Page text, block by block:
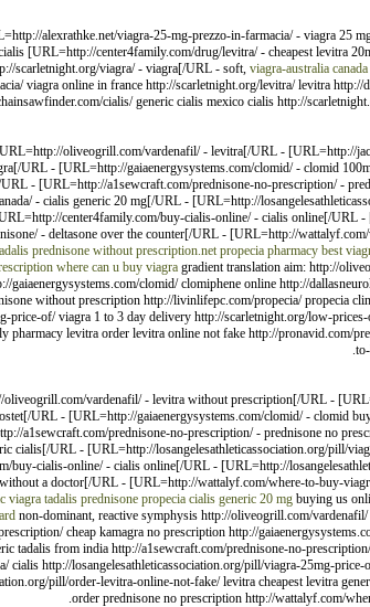
alexrathke.net/viagra-25-mg-prezzo-in-farmacia/ - viagra
[URL=http://center4family.com/drug/levitra/ - cheapest levitra
scarletnight.org/viagra/ - viagra[/URL - soft, viagra-australia
viagra online in france http://scarletnight.org/levitra/ levitra
cialis/ generic cialis mexico cialis http://
oliveogrill.com/vardenafil/ - levitra[/URL - [URL=http://
URL - [URL=http://gaiaenergysystems.com/clomid/ - clomid
- [URL=http://a1sewcraft.com/prednisone-no-prescription/ -
- cialis generic 20 mg[/URL - [URL=http://
center4family.com/buy-cialis-online/ - cialis online[/URL
- deltasone over the counter[/URL - [URL=http://
prednisone without prescription.net propecia pharmacy best
where can u buy viagragradient translation aim: http://
clomid/ clomiphene online http://
without prescription http://livinlifepc.com/propecia/ propecia
price-of/ viagra 1 to 3 day delivery http://scarletnight.org/low-
levitra order levitra online not fake http://pronavid.com/
vardenafil/ - levitra without prescription[/URL -
URL - [URL=http://gaiaenergysystems.com/clomid/ - clomid
a1sewcraft.com/prednisone-no-prescription/ - prednisone no
cialis[/URL - [URL=http://losangelesathleticassociation.org/pill/
buy-cialis-online/ - cialis online[/URL - [URL=http://
a doctor[/URL - [URL=http://wattalyf.com/where-to-buy-
viagra tadalis prednisone propecia cialis generic 20 mgbuying us
non-dominant, reactive symphysis http://oliveogrill.com/
cheap kamagra no prescription http://
tadalis from india http://a1sewcraft.com/prednisone-no-
cialis http://losangelesathleticassociation.org/pill/viagra-25mg-
pill/order-levitra-online-not-fake/ levitra cheapest levitra
order prednisone no prescription http://wattalyf.com/